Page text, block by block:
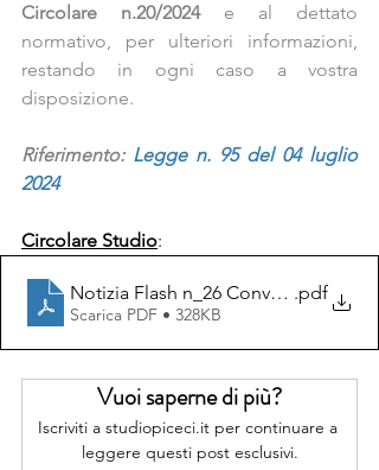
Circolare n.20/2024 e al dettato
normativo, per ulteriori informazioni,
restando in ogni caso a vostra
disposizione.
Riferimento: Legge n. 95 del 04 luglio
2024
Circolare Studio:
Notizia Flash n_26 Conversione in
.pdf
Scarica PDF • 328KB
Vuoi saperne di più?
Iscriviti a studiopiceci.it per continuare a
leggere questi post esclusivi.